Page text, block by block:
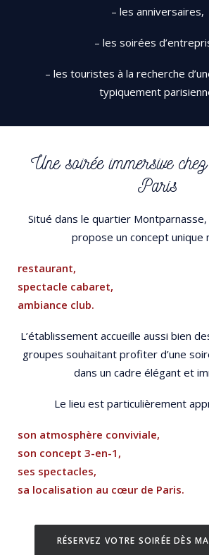
– les anniversaires,
– les soirées
– les touristes à la recherche
typiquement
Une soirée immersive
Paris
Situé dans le quartier Montparnasse,
propose un concept unique
restaurant,
spectacle cabaret,
ambiance club.
L’établissement accueille aussi bien
groupes souhaitant profiter d’une
dans un cadre élégant et
Le lieu est particulièrement
son atmosphère conviviale,
son concept 3-en-1,
ses spectacles,
sa localisation au cœur de Paris.
RÉSERVEZ VOTRE SOIRÉE DÈS